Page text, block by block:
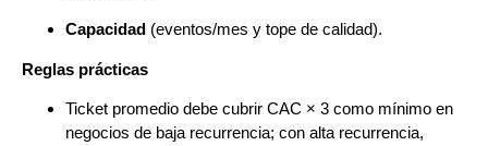
Capacidad (eventos/mes y tope de calidad).
Reglas prácticas
Ticket promedio debe cubrir CAC × 3 como mínimo en
negocios de baja recurrencia; con alta recurrencia,